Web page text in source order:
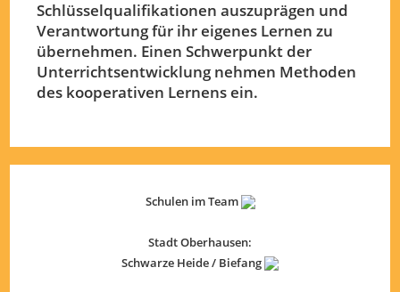
Schlüsselqualifikationen auszuprägen und
Verantwortung für ihr eigenes Lernen zu
übernehmen. Einen Schwerpunkt der
Unterrichtsentwicklung nehmen Methoden
des kooperativen Lernens ein.
Schulen im Team
Stadt Oberhausen:
Schwarze Heide / Biefang